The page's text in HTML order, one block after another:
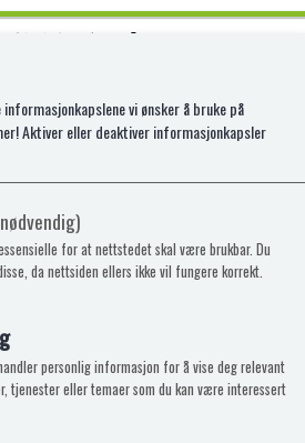
- SVART
vi ønsker å bruke på
Aktiver eller deaktiver informasjonkapsler
for at nettstedet skal være brukbar. Du
da nettsiden ellers ikke vil fungere korrekt.
personlig informasjon for å vise deg relevant
tjenester eller temaer som du kan være interessert